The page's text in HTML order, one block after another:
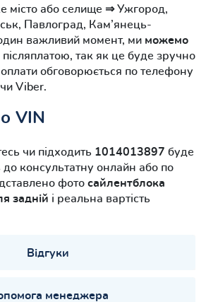
місто або селище ⇒ Ужгород,
Павлоград, Кам’янець-
важливий момент, ми можемо
післяплатою, так як це буде зручно
обговорюється по телефону
Viber.
VIN
чи підходить 1014013897 буде
консультатну онлайн або по
фото сайлентблока
задній і реальна вартість
Відгуки
менеджера